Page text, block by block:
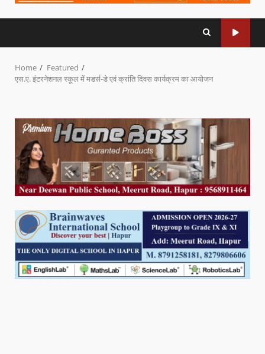
Home
Featured
एस.ए. इंटरनेशनल स्कूल में मडर्स-डे एवं क्रांति दिवस कार्यक्रम का आयोजन